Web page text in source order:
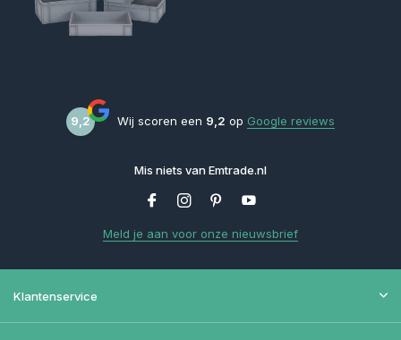
9,2 Wij scoren een 9,2 op Google reviews
Mis niets van Emtrade.nl
Meld je aan voor onze nieuwsbrief
Klantenservice